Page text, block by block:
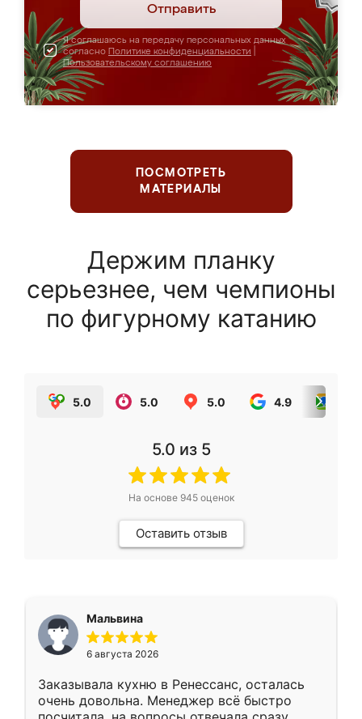
Отправить
Я соглашаюсь на передачу персональных данных
согласно Политике конфиденциальности
Пользовательскому соглашению
ПОСМОТРЕТЬ
МАТЕРИАЛЫ
Держим планку
серьезнее, чем чемпионы
по фигурному катанию
5.0 5.0 5.0 4.9
5.0 из 5
На основе 945оценок
Оставить отзыв
Мальвина
6 августа 2026
Заказывала кухню в Ренессанс, осталась
очень довольна. Менеджер всё быстро